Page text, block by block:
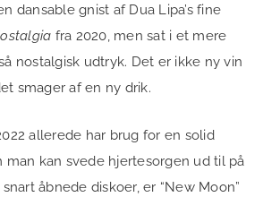
dansable gnist af Dua Lipa’s fine
fra 2020, men sat i et mere
nostalgisk udtryk. Det er ikke ny vin
smager af en ny drik.
allerede har brug for en solid
man kan svede hjertesorgen ud til på
åbnede diskoer, er “New Moon”